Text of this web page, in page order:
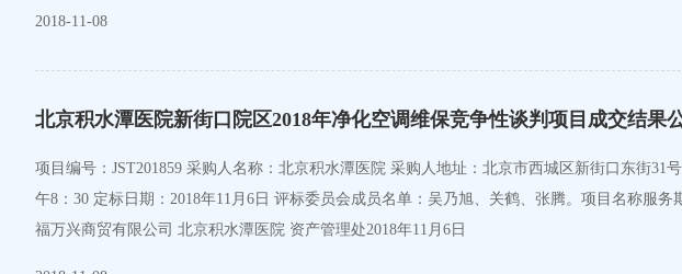
2018-11-08
北京积水潭医院新街口院区2018年净化空调维保竞争性谈判项目成交结果
项目编号：JST201859 采购人名称：北京积水潭医院 采购人地址：北京市西城区新街口东街31号 采购人联系方式：010-58516897 简要技术要求/招标项目的性质：竞争性谈判文件 谈判时间：2018年11月6日上
午8：30 定标日期：2018年11月6日 评标委员会成员名单：吴乃旭、关鹤、张腾。项目名称服
福万兴商贸有限公司 北京积水潭医院 资产管理处2018年11月6日